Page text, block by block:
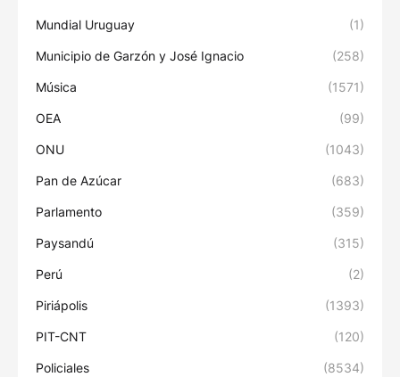
Mundial Uruguay (1)
Municipio de Garzón y José Ignacio (258)
Música (1571)
OEA (99)
ONU (1043)
Pan de Azúcar (683)
Parlamento (359)
Paysandú (315)
Perú (2)
Piriápolis (1393)
PIT-CNT (120)
Policiales (8534)